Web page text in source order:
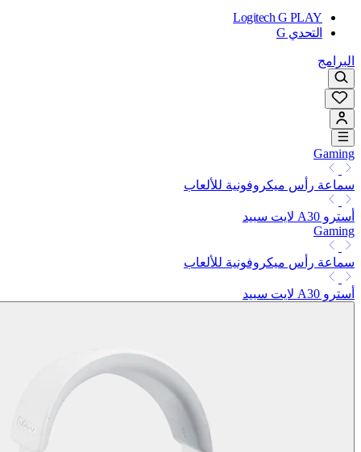
Logitech G PLAY
التحدي G
البرامج
Gaming
سماعة رأس ميكروفونية للألعاب
أسترو A30 لايت سبيد
Gaming
سماعة رأس ميكروفونية للألعاب
أسترو A30 لايت سبيد